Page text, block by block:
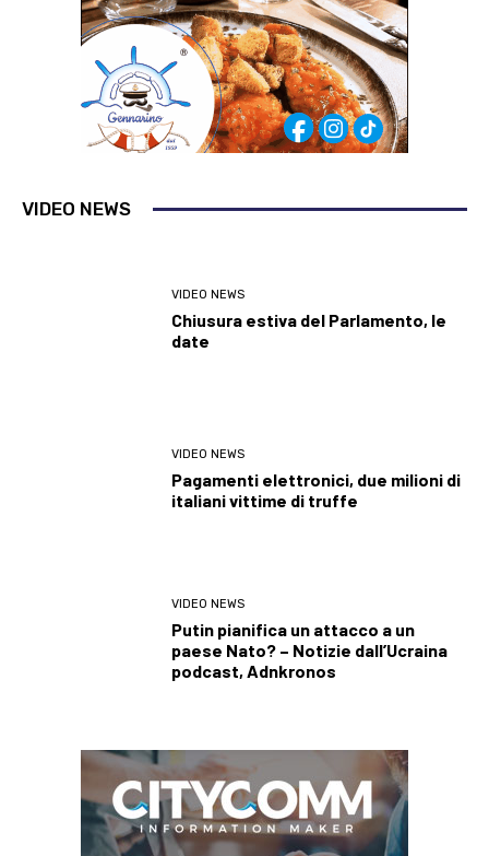
VIDEO NEWS
VIDEO NEWS
Chiusura estiva del Parlamento, le
date
VIDEO NEWS
Pagamenti elettronici, due milioni di
italiani vittime di truffe
VIDEO NEWS
Putin pianifica un attacco a un
paese Nato? – Notizie dall’Ucraina
podcast, Adnkronos